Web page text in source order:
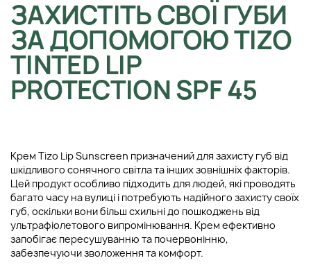
ЗАХИСТІТЬ СВОЇ ГУБИ
ЗА ДОПОМОГОЮ TIZO
TINTED LIP
PROTECTION SPF 45
Крем Tizo Lip Sunscreen призначений для захисту губ від
шкідливого сонячного світла та інших зовнішніх факторів.
Цей продукт особливо підходить для людей, які проводять
багато часу на вулиці і потребують надійного захисту своїх
губ, оскільки вони більш схильні до пошкоджень від
ультрафіолетового випромінювання. Крем ефективно
запобігає пересушуванню та почервонінню,
забезпечуючи зволоження та комфорт.